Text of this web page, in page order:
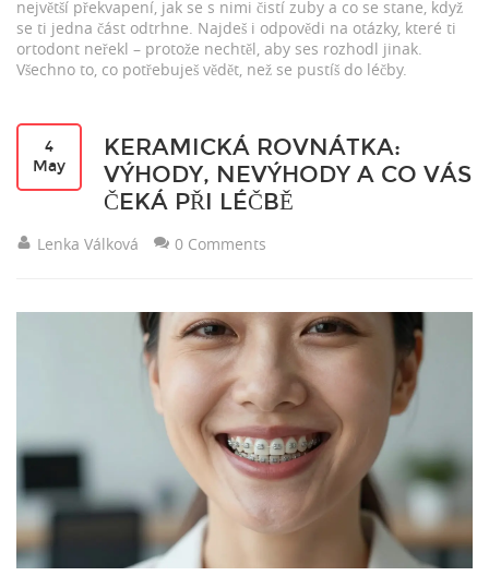
největší překvapení, jak se s nimi čistí zuby a co se stane, když
se ti jedna část odtrhne. Najdeš i odpovědi na otázky, které ti
ortodont neřekl – protože nechtěl, aby ses rozhodl jinak.
Všechno to, co potřebuješ vědět, než se pustíš do léčby.
4
May
KERAMICKÁ ROVNÁTKA:
VÝHODY, NEVÝHODY A CO VÁS
ČEKÁ PŘI LÉČBĚ
Lenka Válková 0 Comments